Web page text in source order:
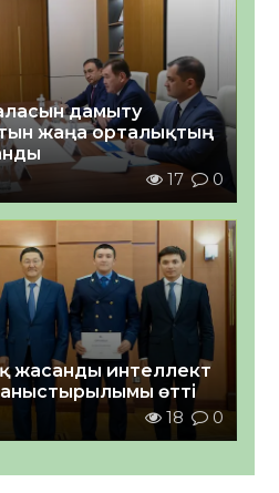
дамыту
жаңа орталықтың
17 0
жасанды интеллект
өтті
18 0